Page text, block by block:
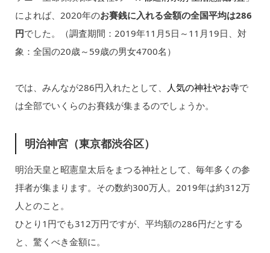
によれば、2020年のお賽銭に入れる金額の全国平均は286
円でした。（調査期間：2019年11月5日～11月19日、対
象：全国の20歳～59歳の男女4700名）
では、みんなが286円入れたとして、 人気の神社やお寺で
は全部でいくらのお賽銭が集まるのでしょうか。
明治神宮（東京都渋谷区）
明治天皇と昭憲皇太后をまつる神社として、毎年多くの参
拝者が集まります。その数約300万人。2019年は約312万
人とのこと。
ひとり1円でも312万円ですが、平均額の286円だとする
と、驚くべき金額に。